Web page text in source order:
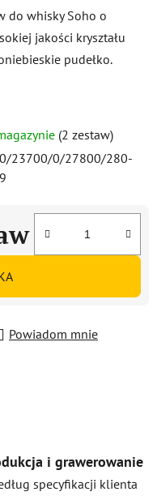
do whisky Soho o
jakości kryształu
pudełko.
(2 zestaw)
23700/0/27800/280-
Powiadom mnie
i grawerowanie
specyfikacji klienta